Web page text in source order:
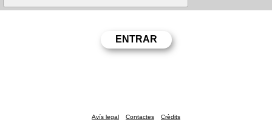
Avís legal Contactes Crèdits